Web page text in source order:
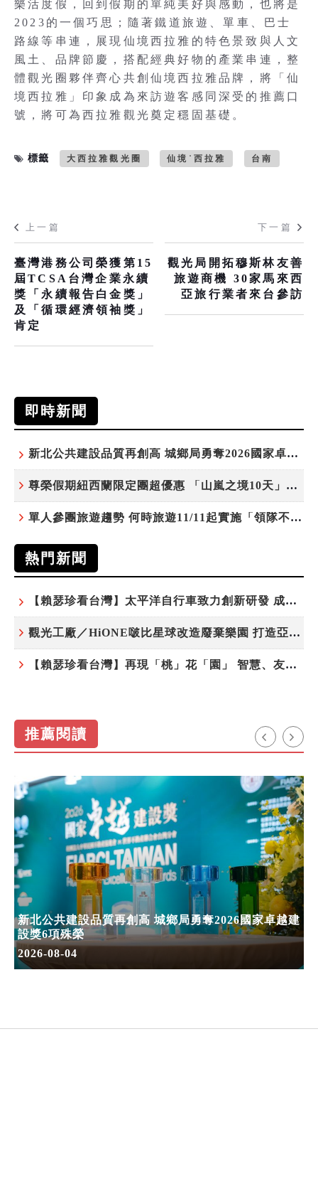
樂活度假，回到假期的單純美好與感動，也將是
2023的一個巧思；隨著鐵道旅遊、單車、巴士
路線等串連，展現仙境西拉雅的特色景致與人文
風土、品牌節慶，搭配經典好物的產業串連，整
體觀光圈夥伴齊心共創仙境西拉雅品牌，將「仙
境西拉雅」印象成為來訪遊客感同深受的推薦口
號，將可為西拉雅觀光奠定穩固基礎。
標籤 大西拉雅觀光圈 仙境˙西拉雅 台南
上一篇
臺灣港務公司榮獲第15
屆TCSA台灣企業永續
獎「永續報告白金獎」
及「循環經濟領袖獎」
肯定
下一篇
觀光局開拓穆斯林友善
旅遊商機 30家馬來西
亞旅行業者來台參訪
即時新聞
新北公共建設品質再創高 城鄉局勇奪2026國家卓越建設獎6項殊榮
尊榮假期紐西蘭限定團超優惠 「山嵐之境10天」挑戰市場最高CP值
單人參團旅遊趨勢 何時旅遊11/11起實施「領隊不配房」 落單更免收單房差
熱門新聞
【賴瑟珍看台灣】太平洋自行車致力創新研發 成就台灣隱形冠軍
觀光工廠／HiONE啵比星球改造廢棄樂園 打造亞洲最大寵物天堂
【賴瑟珍看台灣】再現「桃」花「園」 智慧、友善、永續成為桃園遞給國際的名片
推薦閱讀
新北公共建設品質再創高 城鄉局勇奪2026國家卓越建
設獎6項殊榮
2026-08-04